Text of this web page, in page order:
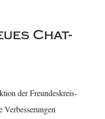
Chat-
der Freundeskreis-
Verbesserungen